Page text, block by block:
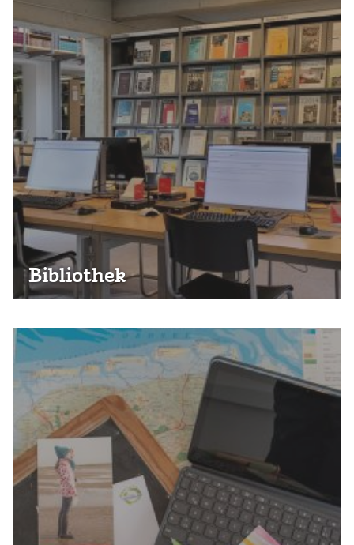
Bibliothek